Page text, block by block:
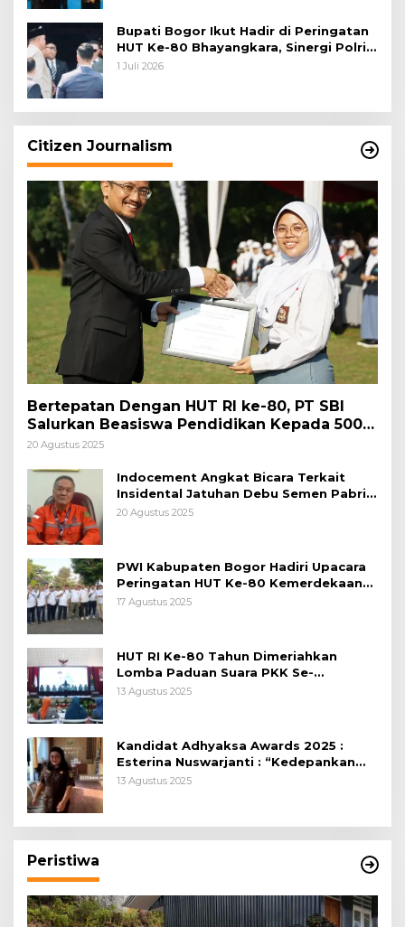
Bupati Bogor Ikut Hadir di Peringatan
HUT Ke-80 Bhayangkara, Sinergi Polri
dan Pemkab Bogor Jadi Kunci Menjaga
1 Juli 2026
Citizen Journalism
Bertepatan Dengan HUT RI ke-80, PT SBI
Salurkan Beasiswa Pendidikan Kepada 500
Pelajar
20 Agustus 2025
Indocement Angkat Bicara Terkait
Insidental Jatuhan Debu Semen Pabrik
Citeureup
20 Agustus 2025
PWI Kabupaten Bogor Hadiri Upacara
Peringatan HUT Ke-80 Kemerdekaan
RI, di Lapangan Tegar Beriman
17 Agustus 2025
HUT RI Ke-80 Tahun Dimeriahkan
Lomba Paduan Suara PKK Se-
Kabupaten Bogor
13 Agustus 2025
Kandidat Adhyaksa Awards 2025 :
Esterina Nuswarjanti : “Kedepankan
Keadilan Restoratif Wujudkan
13 Agustus 2025
Peristiwa